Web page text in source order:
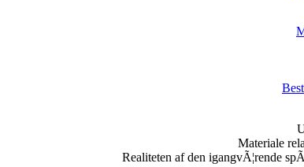
Materiale
Realiteten af den igangvÃ¦rende